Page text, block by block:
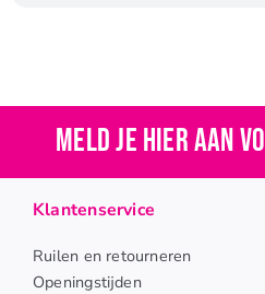
Meld je hier aan
Klantenservice
Ruilen en retourneren
Openingstijden